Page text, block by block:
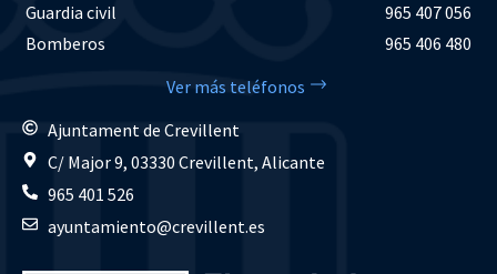
Guardia civil
965 407 056
Bomberos
965 406 480
Ver más teléfonos
Ajuntament de Crevillent
C/ Major 9, 03330 Crevillent, Alicante
965 401 526
ayuntamiento@crevillent.es